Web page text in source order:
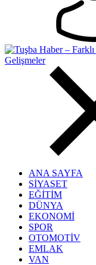
ANA SAYFA
SİYASET
EĞİTİM
DÜNYA
EKONOMİ
SPOR
OTOMOTİV
EMLAK
VAN